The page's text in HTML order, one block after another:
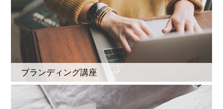
ブランディング講座